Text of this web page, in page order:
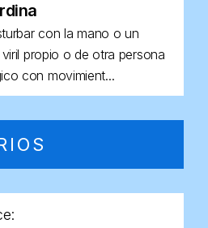
con la mano o un
propio o de otra persona
con movimient...